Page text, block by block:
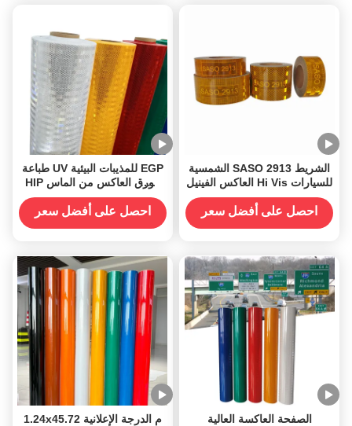
طباعة UV للمذيبات البيئية EGP
HIP الورق العاكس من الماس
الفينيل لللوحات المعلنة الخارجية
احصل على أفضل سعر
الشمسية SASO 2913 الشريط
العاكس الفينيل Hi Vis للسيارات
احصل على أفضل سعر
1.24x45.72 م الدرجة الإعلانية
الصفحة العاكسة العالية